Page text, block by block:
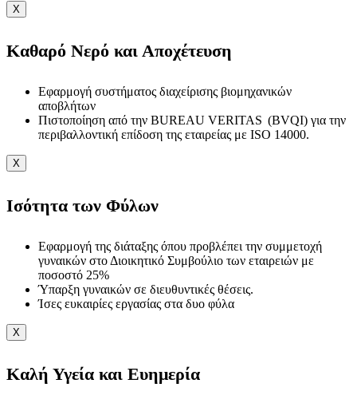
X
Καθαρό Νερό και Αποχέτευση
Εφαρμογή συστήματος διαχείρισης βιομηχανικών
αποβλήτων
Πιστοποίηση από την BUREAU VERITAS (BVQI) για την
περιβαλλοντική επίδοση της εταιρείας με ISO 14000.
X
Ισότητα των Φύλων
Εφαρμογή της διάταξης όπου προβλέπει την συμμετοχή
γυναικών στο Διοικητικό Συμβούλιο των εταιρειών με
ποσοστό 25%
Ύπαρξη γυναικών σε διευθυντικές θέσεις.
Ίσες ευκαιρίες εργασίας στα δυο φύλα
X
Καλή Υγεία και Ευημερία